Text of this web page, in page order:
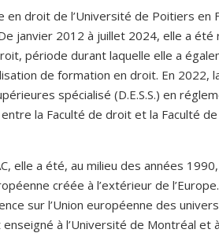
droit de l’Université de Poitiers en
janvier 2012 à juillet 2024, elle a
période durant laquelle elle a
de formation en droit. En 2022,
spécialisé (D.E.S.S.) en
la Faculté de droit et la Faculté
elle a été, au milieu des années
créée à l’extérieur de
sur l’Union européenne des
à l’Université de Montréal et